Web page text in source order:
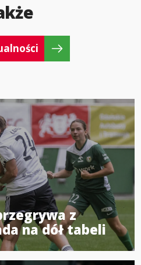
z
na dół tabeli